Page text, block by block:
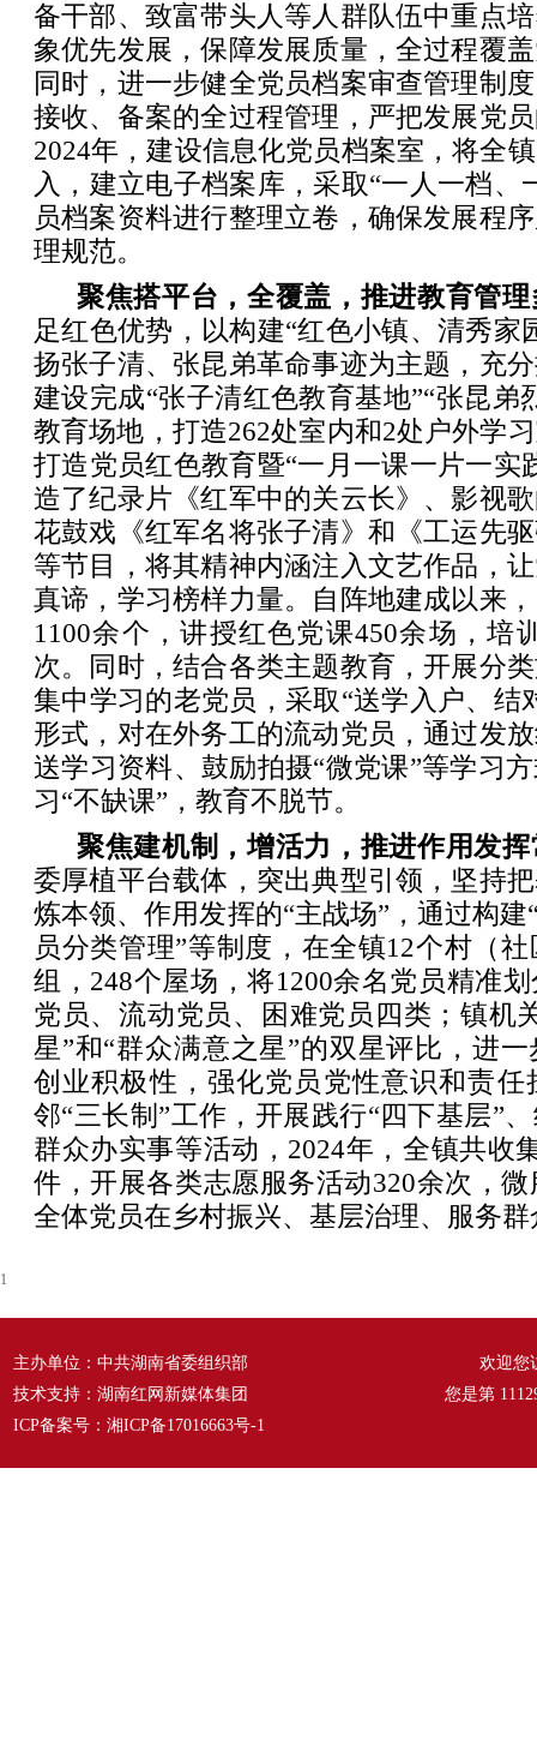
备干部、致富带头人等人群队伍中重点
象优先发展，保障发展质量，全过程覆
同时，进一步健全党员档案审查管理制
接收、备案的全过程管理，严把发展党
2024年，建设信息化党员档案室，将全
入，建立电子档案库，采取“一人一档、
员档案资料进行整理立卷，确保发展程
理规范。
聚焦搭平台，全覆盖，推进教育管
足红色优势，以构建“红色小镇、清秀家
扬张子清、张昆弟革命事迹为主题，充
建设完成“张子清红色教育基地”“张昆弟
教育场地，打造262处室内和2处户外学
打造党员红色教育暨“一月一课一片一实
造了纪录片《红军中的关云长》、影视
花鼓戏《红军名将张子清》和《工运先
等节目，将其精神内涵注入文艺作品，
真谛，学习榜样力量。自阵地建成以来
1100余个，讲授红色党课450余场，培
次。同时，结合各类主题教育，开展分
集中学习的老党员，采取“送学入户、结
形式，对在外务工的流动党员，通过发
送学习资料、鼓励拍摄“微党课”等学习
习“不缺课”，教育不脱节。
聚焦建机制，增活力，推进作用发
委厚植平台载体，突出典型引领，坚持
炼本领、作用发挥的“主战场”，通过构建
员分类管理”等制度，在全镇12个村（
组，248个屋场，将1200余名党员精准
党员、流动党员、困难党员四类；镇机
星”和“群众满意之星”的双星评比，进
创业积极性，强化党员党性意识和责任
邻“三长制”工作，开展践行“四下基层”
群众办实事等活动，2024年，全镇共收
件，开展各类志愿服务活动320余次，
全体党员在乡村振兴、基层治理、服务
1
主办单位：中共湖南省委组织部
技术支持：湖南红网新媒体集团
ICP备案号： 湘ICP备17016663号-1
欢迎您
您是第